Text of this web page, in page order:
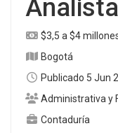
$3,5 a $4
Bogotá
Publicado 5 Jun
Administrativa y
Contaduría